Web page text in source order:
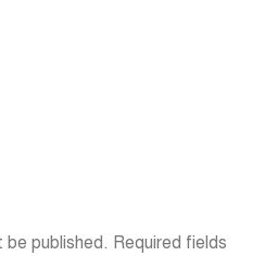
ও স্থায়ী উৎস হলো বই। একটি
be published. Required fields